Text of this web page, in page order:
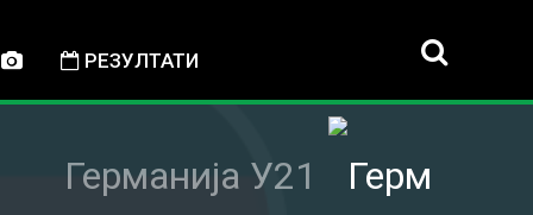
РЕЗУЛТАТИ
Германија У21